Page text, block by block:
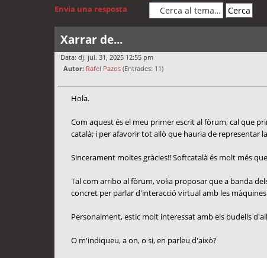
Envia una resposta
Xarrar de...
Data: dj. jul. 31, 2025 12:55 pm
Autor: Rafel Pazos (Entrades: 11)
Hola.
Com aquest és el meu primer escrit al fòrum, cal que
català; i per afavorir tot allò que hauria de representar
Sincerament moltes gràcies!! Softcatalà és molt més
Tal com arribo al fòrum, volia proposar que a banda
concret per parlar d'interacció virtual amb les
Personalment, estic molt interessat amb els budells
O m'indiqueu, a on, o si, en parleu d'això?